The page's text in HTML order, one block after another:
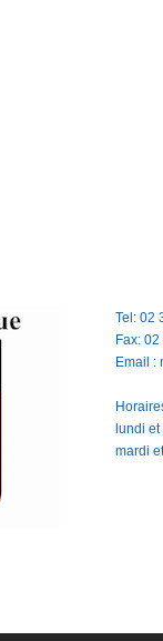
Tel: 02
Fax:
Email :
lundi
mardi